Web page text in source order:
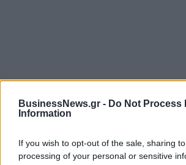
BusinessNews.gr - Do Not Process
Information
If you wish to opt-out of the sale, sharing
processing of your personal or sensitive